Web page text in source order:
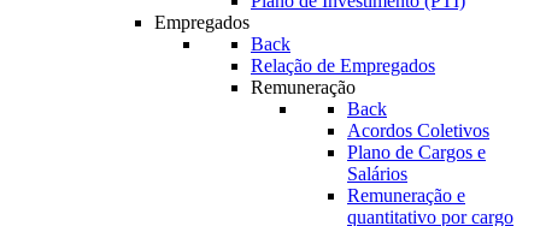
Empregados
Back
Relação de Empregados
Remuneração
Back
Acordos Coletivos
Plano de Cargos e
Salários
Remuneração e
quantitativo por cargo